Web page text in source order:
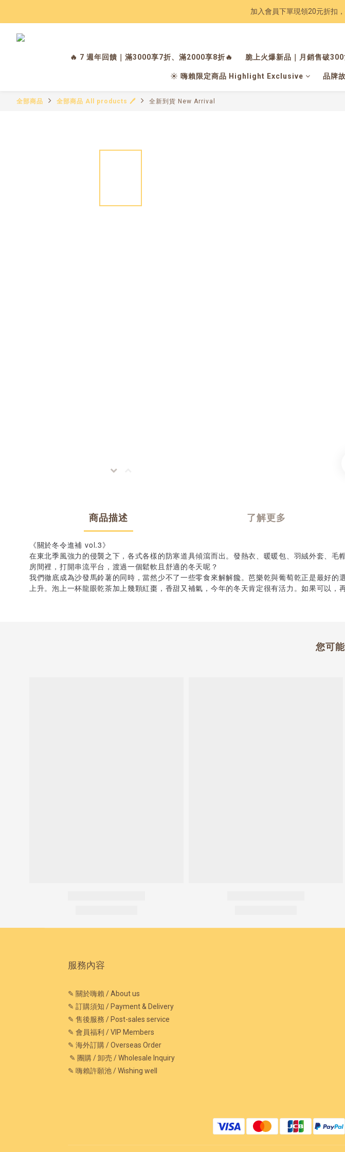
Have a nice trip 🧳
加入會員下單現領20元折扣
🔥 7 週年回饋｜滿3000享7折、滿2000享8折🔥 脆上火爆新品｜月銷售破
☀️ 嗨賴限定商品 Highlight Exclusive 品牌
全部商品 全部商品 All products 🖊️ 全新到貨 New Arrival
商品描述 了解更多
《關於冬令進補 vol.3》
在東北季風強力的侵襲之下，各式各樣的防寒道具傾瀉而出。發熱衣、暖暖包、羽絨外套、
房間裡，打開串流平台，渡過一個鬆軟且舒適的冬天呢？
我們徹底成為沙發馬鈴薯的同時，當然少不了一些零食來解解饞。芭樂乾與葡萄乾正是最好
上升。泡上一杯龍眼乾茶加上幾顆紅棗，香甜又補氣，今年的冬天肯定很有活力。如果可以，
您可
服務內容
✎ 關於嗨賴 / About us
✎ 訂購須知 / Payment & Delivery
✎ 售後服務 / Post-sales service
✎ 會員福利 / VIP Members
✎ 海外訂購 / Overseas Order
✎ 團購 / 卸売 / Wholesale Inquiry
✎ 嗨賴許願池 / Wishing well